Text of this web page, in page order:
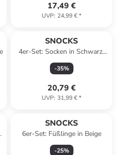
17,49 €
UVP: 24,99 €*
SNOCKS
4er-Set: Socken in Schwarz/
Weiß
-35%
20,79 €
UVP: 31,99 €*
SNOCKS
6er-Set: Füßlinge in Beige
-25%